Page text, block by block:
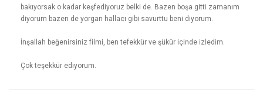
bakıyorsak o kadar keşfediyoruz belki de. Bazen boşa gitti zamanım
diyorum bazen de yorgan hallacı gibi savurttu beni diyorum.
İnşallah beğenirsiniz filmi, ben tefekkür ve şükür içinde izledim.
Çok teşekkür ediyorum.